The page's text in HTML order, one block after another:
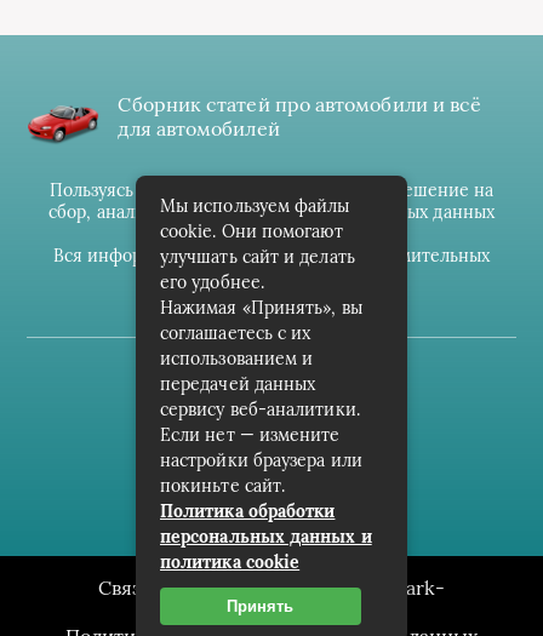
Сборник статей про автомобили и всё
для автомобилей
Пользуясь данным ресурсом вы даёте разрешение на
сбор, анализ и хранение своих персональных данных
согласноПравилам
Вся информация предоставлена в ознакомительных
целях.
(c) cpark-avto.ru
Карта сайта
О проекте
Архив
Связаться с редакцией сайта: cpark-
avto.ru@mailwebsite.ru
Мы используем файлы
cookie. Они помогают
улучшать сайт и делать
его удобнее.
Нажимая «Принять», вы
соглашаетесь с их
использованием и
передачей данных
сервису веб-аналитики.
Если нет — измените
настройки браузера или
покиньте сайт.
Политика обработки
персональных данных и
политика cookie
Принять